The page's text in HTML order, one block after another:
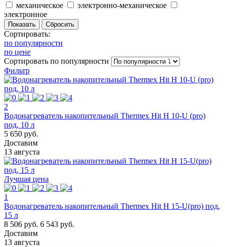
механическое
электронно-механическое
электронное
Сортировать:
по популярности
по цене
Сортировать по популярности
Фильтр
2
Водонагреватель накопительный Thermex Hit H 10-U (pro)
под, 10 л
5 650 руб.
Доставим
13 августа
Лучшая цена
1
Водонагреватель накопительный Thermex Hit H 15-U(pro) под,
15 л
8 506 руб. 6 543 руб.
Доставим
13 августа